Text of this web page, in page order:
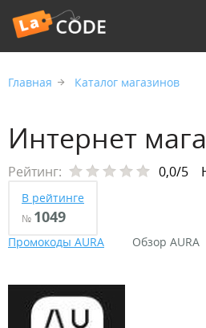
Главная Каталог магазинов
Интернет
Рейтинг: 0,0/5
В рейтинге
№ 1049
Промокоды AURA Обзор AURA